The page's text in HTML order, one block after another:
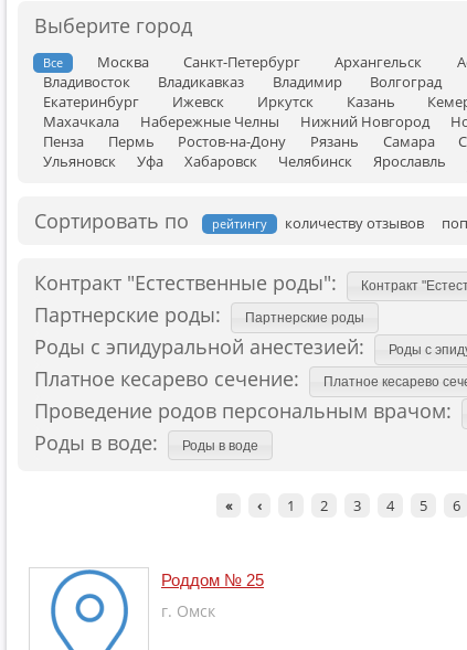
Выберите город
Все Москва Санкт-Петербург Архангельск
Владивосток
Владикавказ Владимир Волгоград
Екатеринбург
Ижевск Иркутск Казань
Махачкала
Набережные Челны Нижний Новгород
Пенза
Пермь Ростов-на-Дону Рязань Самара
Ульяновск
Уфа Хабаровск Челябинск Ярославль
Сортировать по рейтингу количеству отзывов
Контракт "Естественные роды": Контракт
Партнерские роды: Партнерские роды
Роды с эпидуральной анестезией: Роды с
Платное кесарево сечение: Платное кесарево
Проведение родов персональным врачом:
Роды в воде: Роды в воде
« ‹ 1 2 3 4 5 6
Роддом № 25
г. Омск